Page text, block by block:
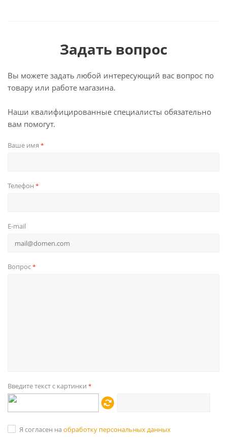
Задать вопрос
Вы можете задать любой интересующий вас вопрос по
товару или работе магазина.
Наши квалифицированные специалисты обязательно
вам помогут.
Ваше имя *
Телефон *
E-mail
Вопрос*
Введите текст с картинки *
Я согласен на обработку персональных данных